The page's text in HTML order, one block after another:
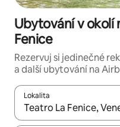
Ubytování v okolí
Fenice
Rezervuj si jedinečné
a další ubytování na
Lokalita
Až budou výsledky k